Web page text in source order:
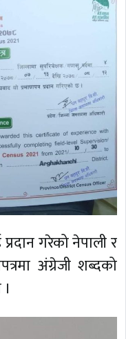
गरेको नेपाली र
अंग्रेजी शब्दको